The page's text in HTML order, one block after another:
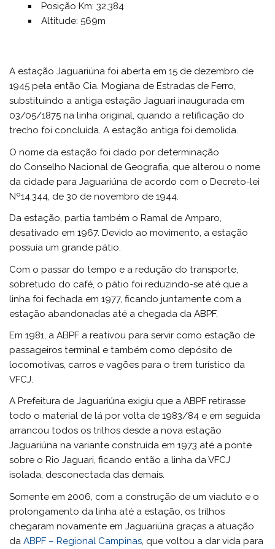
Posição Km: 32,384
Altitude: 569m
A estação Jaguariúna foi aberta em 15 de dezembro de
1945 pela então Cia. Mogiana de Estradas de Ferro,
substituindo a antiga estação Jaguari inaugurada em
03/05/1875 na linha original, quando a retificação do
trecho foi concluída. A estação antiga foi demolida.
O nome da estação foi dado por determinação
do Conselho Nacional de Geografia, que alterou o nome
da cidade para Jaguariúna de acordo com o Decreto-lei
Nº14.344, de 30 de novembro de 1944.
Da estação, partia também o Ramal de Amparo,
desativado em 1967. Devido ao movimento, a estação
possuía um grande pátio.
Com o passar do tempo e a redução do transporte,
sobretudo do café, o pátio foi reduzindo-se até que a
linha foi fechada em 1977, ficando juntamente com a
estação abandonadas até a chegada da ABPF.
Em 1981, a ABPF a reativou para servir como estação de
passageiros terminal e também como depósito de
locomotivas, carros e vagões para o trem turístico da
VFCJ.
A Prefeitura de Jaguariúna exigiu que a ABPF retirasse
todo o material de lá por volta de 1983/84 e em seguida
arrancou todos os trilhos desde a nova estação
Jaguariúna na variante construída em 1973 até a ponte
sobre o Rio Jaguari, ficando então a linha da VFCJ
isolada, desconectada das demais.
Somente em 2006, com a construção de um viaduto e o
prolongamento da linha até a estação, os trilhos
chegaram novamente em Jaguariúna graças a atuação
da ABPF – Regional Campinas, que voltou a dar vida para